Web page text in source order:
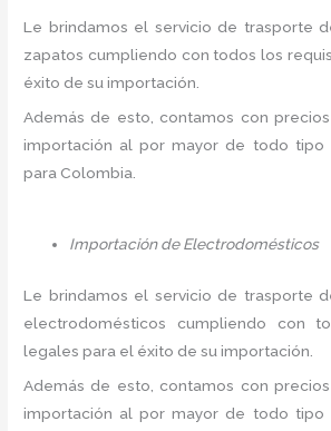
Le brindamos el servicio de trasporte
zapatos cumpliendo con todos los
éxito de su importación.
Además de esto, contamos con
importación al por mayor de todo tipo
para Colombia.
Importación de Electrodomésticos
Le brindamos el servicio de trasporte
electrodomésticos cumpliendo con
legales para el éxito de su importación.
Además de esto, contamos con
importación al por mayor de todo tipo